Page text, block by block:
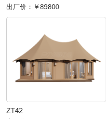
出厂价： ￥89800
ZT42